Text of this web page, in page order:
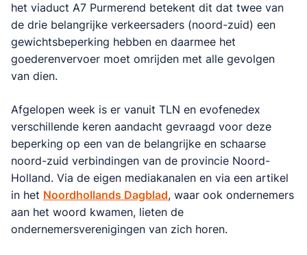
het viaduct A7 Purmerend betekent dit dat twee van
de drie belangrijke verkeersaders (noord-zuid) een
gewichtsbeperking hebben en daarmee het
goederenvervoer moet omrijden met alle gevolgen
van dien.
Afgelopen week is er vanuit TLN en evofenedex
verschillende keren aandacht gevraagd voor deze
beperking op een van de belangrijke en schaarse
noord-zuid verbindingen van de provincie Noord-
Holland. Via de eigen mediakanalen en via een artikel
in het Noordhollands Dagblad, waar ook ondernemers
aan het woord kwamen, lieten de
ondernemersverenigingen van zich horen.